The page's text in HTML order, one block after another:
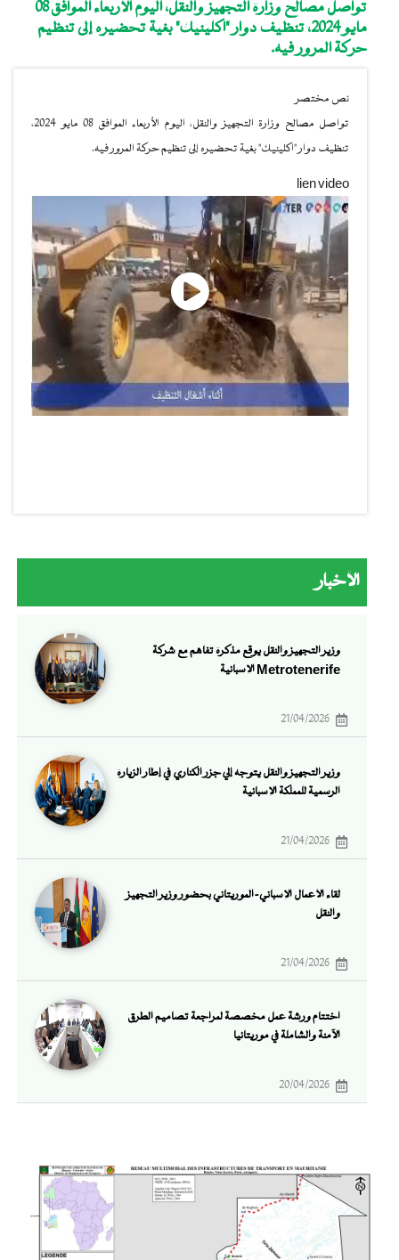
تواصل مصالح وزارة التجهيز والنقل، اليوم الأربعاء الموافق 08
مايو 2024، تنظيف دوار "اكلينيك" بغية تحضيره إلى تنظيم
حركة المرور فيه.
نص مختصر
تواصل مصالح وزارة التجهيز والنقل، اليوم الأربعاء الموافق 08 مايو 2024،
تنظيف دوار "اكلينيك" بغية تحضيره إلى تنظيم حركة المرور فيه.
lien video
الأخبار
وزير التجهيز والنقل يوقع مذكرة تفاهم مع شركة
Metrotenerife الإسبانية
21/04/2026
وزير التجهيز والنقل يتوجه إلي جزر الكناري في إطار الزيارة
الرسمية للمملكة الإسبانية
21/04/2026
لقاء الأعمال الإسباني-الموريتاني بحضور وزير التجهيز
والنقل
21/04/2026
اختتام ورشة عمل مخصصة لمراجعة تصاميم الطرق
الآمنة والشاملة في موريتانيا
20/04/2026